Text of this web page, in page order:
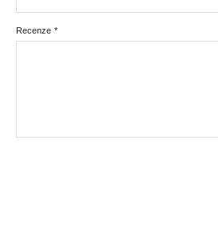
*
Recenze